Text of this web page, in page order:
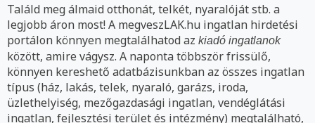
Találd meg álmaid otthonát, telkét, nyaralóját stb. a
legjobb áron most! A megveszLAK.hu ingatlan hirdetési
portálon könnyen megtalálhatod az kiadó ingatlanok
között, amire vágysz. A naponta többször frissülő,
könnyen kereshető adatbázisunkban az összes ingatlan
típus (ház, lakás, telek, nyaraló, garázs, iroda,
üzlethelyiség, mezőgazdasági ingatlan, vendéglátási
ingatlan, fejlesztési terület és intézmény) megtalálható,